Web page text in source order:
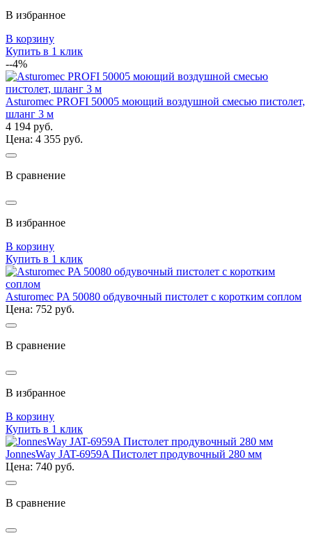
В избранное
В корзину
Купить в 1 клик
--4%
Asturomec PROFI 50005 моющий воздушной смесью пистолет,
шланг 3 м
4 194 руб.
Цена: 4 355 руб.
В сравнение
В избранное
В корзину
Купить в 1 клик
Asturomec PA 50080 обдувочный пистолет с коротким соплом
Цена: 752 руб.
В сравнение
В избранное
В корзину
Купить в 1 клик
JonnesWay JAT-6959A Пистолет продувочный 280 мм
Цена: 740 руб.
В сравнение